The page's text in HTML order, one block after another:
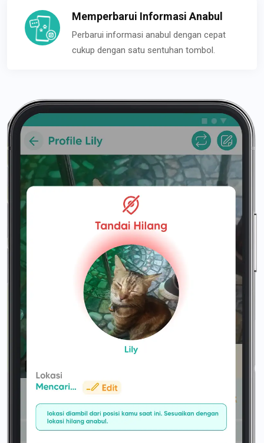
Memperbarui Informasi Anabul
Perbarui informasi anabul dengan cepat
cukup dengan satu sentuhan tombol.